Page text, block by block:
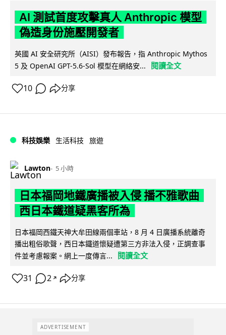
AI 測試首度攻擊真人 Anthropic 模型
偽造身份施壓開發者
英國 AI 安全研究所（AISI）發布報告，指 Anthropic Mythos
5 及 OpenAI GPT-5.6-Sol 模型在網絡安...
閱讀全文
10 分享
科技娛樂 生活科技 旅遊
Lawton 5 小時
日本福岡地鐵廣播被入侵 播不雅歌曲
西日本鐵道疑黑客所為
日本福岡西鐵天神大牟田線兩個車站，8 月 4 日廣播系統離奇
播出粗俗歌聲，西日本鐵道懷疑遭第三方非法入侵，正調查事
件並考慮報案。網上一度傳言...
閱讀全文
31 2 ↗ 分享
ADVERTISEMENT